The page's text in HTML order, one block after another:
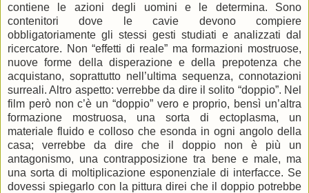
contiene le azioni degli uomini e le determina. Sono
contenitori dove le cavie devono compiere
obbligatoriamente gli stessi gesti studiati e analizzati dal
ricercatore. Non “effetti di reale” ma formazioni mostruose,
nuove forme della disperazione e della prepotenza che
acquistano, soprattutto nell’ultima sequenza, connotazioni
surreali. Altro aspetto: verrebbe da dire il solito “doppio”. Nel
film però non c’è un “doppio” vero e proprio, bensì un’altra
formazione mostruosa, una sorta di ectoplasma, un
materiale fluido e colloso che esonda in ogni angolo della
casa; verrebbe da dire che il doppio non è più un
antagonismo, una contrapposizione tra bene e male, ma
una sorta di moltiplicazione esponenziale di interfacce. Se
dovessi spiegarlo con la pittura direi che il doppio potrebbe